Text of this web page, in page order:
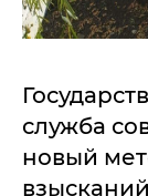
служба
новый